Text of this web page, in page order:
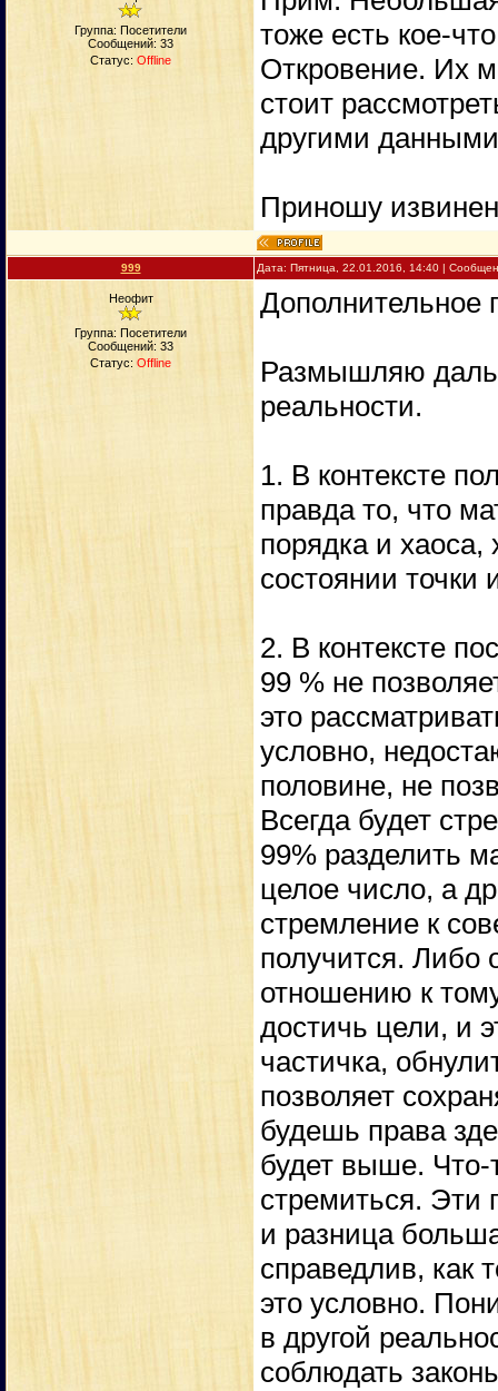
Группа: Посетители
Сообщений: 33
Статус: Offline
тоже есть кое-
Откровение. Их
стоит
другими
Приношу
999 Дата: Пятница, 22.01.2016, 14:40 |
Неофит
Группа: Посетители
Сообщений: 33
Статус: Offline
Дополнительное
Размышляю
реальности.
1. В контексте
правда то, что
порядка и хаоса,
состоянии точки
2. В контексте
99 % не
это
условно,
половине, не
Всегда будет
99% разделить
целое число, а
стремление к
получится. Либо
отношению к
достичь цели, и
частичка,
позволяет
будешь права
будет выше. Что-
стремиться. Эти
и разница
справедлив, как
это условно.
в другой
соблюдать